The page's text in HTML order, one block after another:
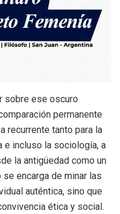
sobre ese oscuro
permanente
recurrente tanto para la
incluso la sociología, a
la antigüedad como un
encarga de minar las
auténtica, sino que
ética y social.